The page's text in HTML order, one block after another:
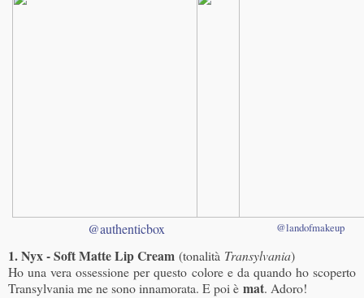
@authenticbox @landofmakeup
1. Nyx - Soft Matte Lip Cream (tonalità Transylvania)
Ho una vera ossessione per questo colore e da quando ho scoperto
Transylvania me ne sono innamorata. E poi è mat. Adoro!